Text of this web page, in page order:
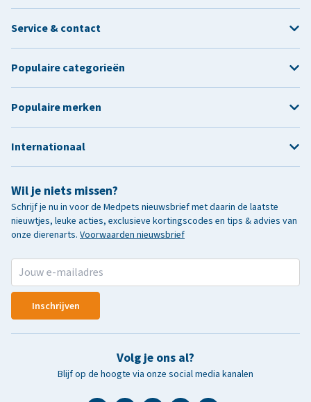
Wil je niets missen?
Schrijf je nu in voor de Medpets nieuwsbrief met daarin de laatste
nieuwtjes, leuke acties, exclusieve kortingscodes en tips & advies van
onze dierenarts. Voorwaarden nieuwsbrief
Inschrijven
Volg je ons al?
Blijf op de hoogte via onze social media kanalen
Service & contact
Populaire categorieën
Populaire merken
Internationaal